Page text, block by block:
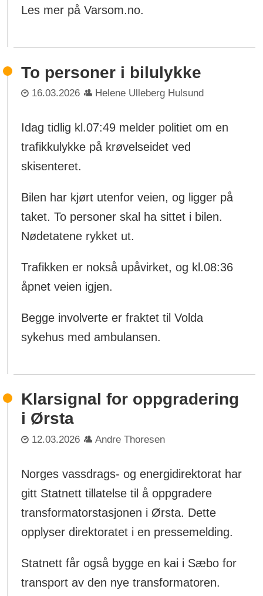
Les mer på Varsom.no.
To personer i bilulykke
16.03.2026 Helene Ulleberg Hulsund
Idag tidlig kl.07:49 melder politiet om en
trafikkulykke på krøvelseidet ved
skisenteret.
Bilen har kjørt utenfor veien, og ligger på
taket. To personer skal ha sittet i bilen.
Nødetatene rykket ut.
Trafikken er nokså upåvirket, og kl.08:36
åpnet veien igjen.
Begge involverte er fraktet til Volda
sykehus med ambulansen.
Klarsignal for oppgradering
i Ørsta
12.03.2026 Andre Thoresen
Norges vassdrags- og energidirektorat har
gitt Statnett tillatelse til å oppgradere
transformatorstasjonen i Ørsta. Dette
opplyser direktoratet i en pressemelding.
Statnett får også bygge en kai i Sæbo for
transport av den nye transformatoren.